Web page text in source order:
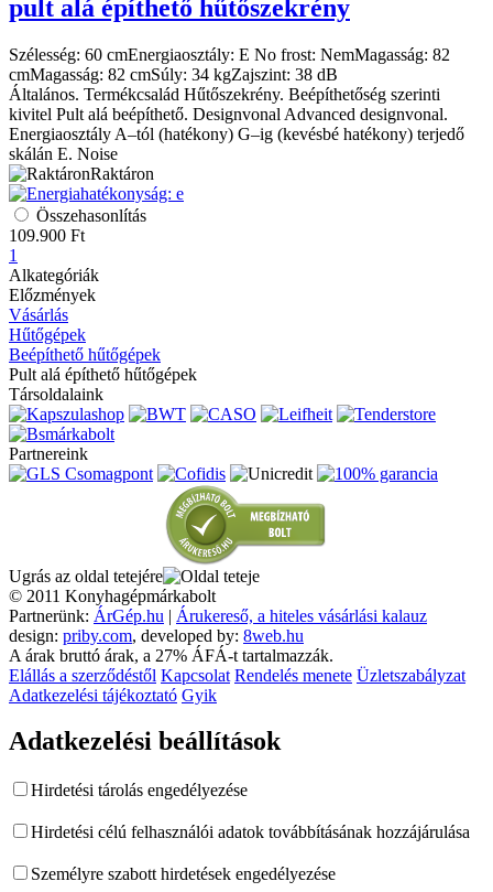
pult alá építhető hűtőszekrény
Szélesség: 60 cmEnergiaosztály: E No frost: NemMagasság: 82
cmMagasság: 82 cmSúly: 34 kgZajszint: 38 dB
Általános. Termékcsalád Hűtőszekrény. Beépíthetőség szerinti
kivitel Pult alá beépíthető. Designvonal Advanced designvonal.
Energiaosztály A–tól (hatékony) G–ig (kevésbé hatékony) terjedő
skálán E. Noise
Raktáron
Összehasonlítás
109.900 Ft
1
Alkategóriák
Előzmények
Vásárlás
Hűtőgépek
Beépíthető hűtőgépek
Pult alá építhető hűtőgépek
Társoldalaink
Partnereink
Ugrás az oldal tetejére
© 2011 Konyhagépmárkabolt
Partnerünk: ÁrGép.hu | Árukereső, a hiteles vásárlási kalauz
design: priby.com, developed by: 8web.hu
A árak bruttó árak, a 27% ÁFÁ-t tartalmazzák.
Elállás a szerződéstől Kapcsolat Rendelés menete Üzletszabályzat
Adatkezelési tájékoztató Gyik
Adatkezelési beállítások
Hirdetési tárolás engedélyezése
Hirdetési célú felhasználói adatok továbbításának hozzájárulása
Személyre szabott hirdetések engedélyezése